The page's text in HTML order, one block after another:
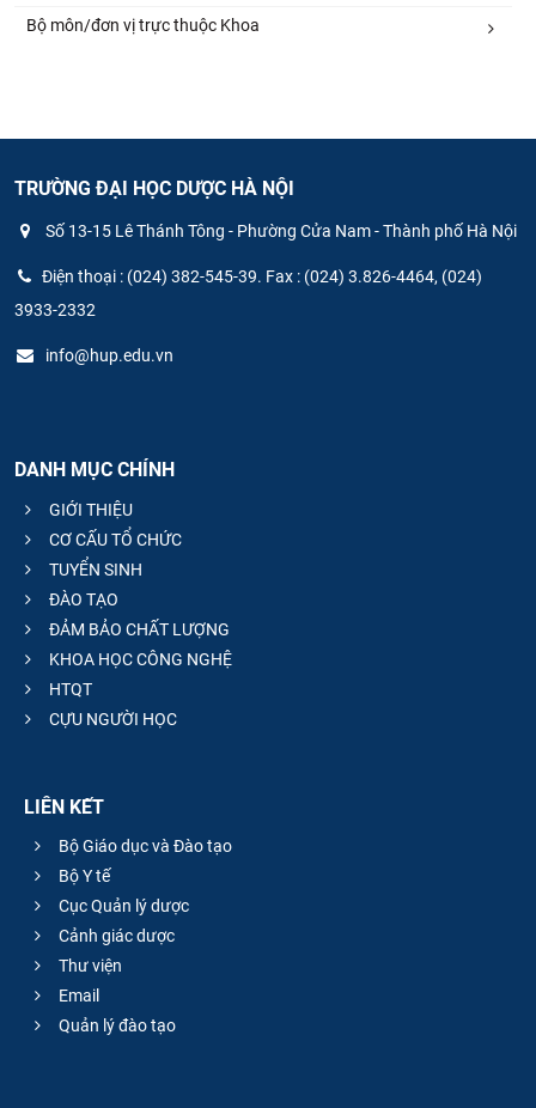
Bộ môn/đơn vị trực thuộc Khoa
TRƯỜNG ĐẠI HỌC DƯỢC HÀ NỘI
Số 13-15 Lê Thánh Tông - Phường Cửa Nam - Thành phố Hà Nội
Điện thoại : (024) 382-545-39. Fax : (024) 3.826-4464, (024)
3933-2332
info@hup.edu.vn
DANH MỤC CHÍNH
GIỚI THIỆU
CƠ CẤU TỔ CHỨC
TUYỂN SINH
ĐÀO TẠO
ĐẢM BẢO CHẤT LƯỢNG
KHOA HỌC CÔNG NGHỆ
HTQT
CỰU NGƯỜI HỌC
LIÊN KẾT
Bộ Giáo dục và Đào tạo
Bộ Y tế
Cục Quản lý dược
Cảnh giác dược
Thư viện
Email
Quản lý đào tạo